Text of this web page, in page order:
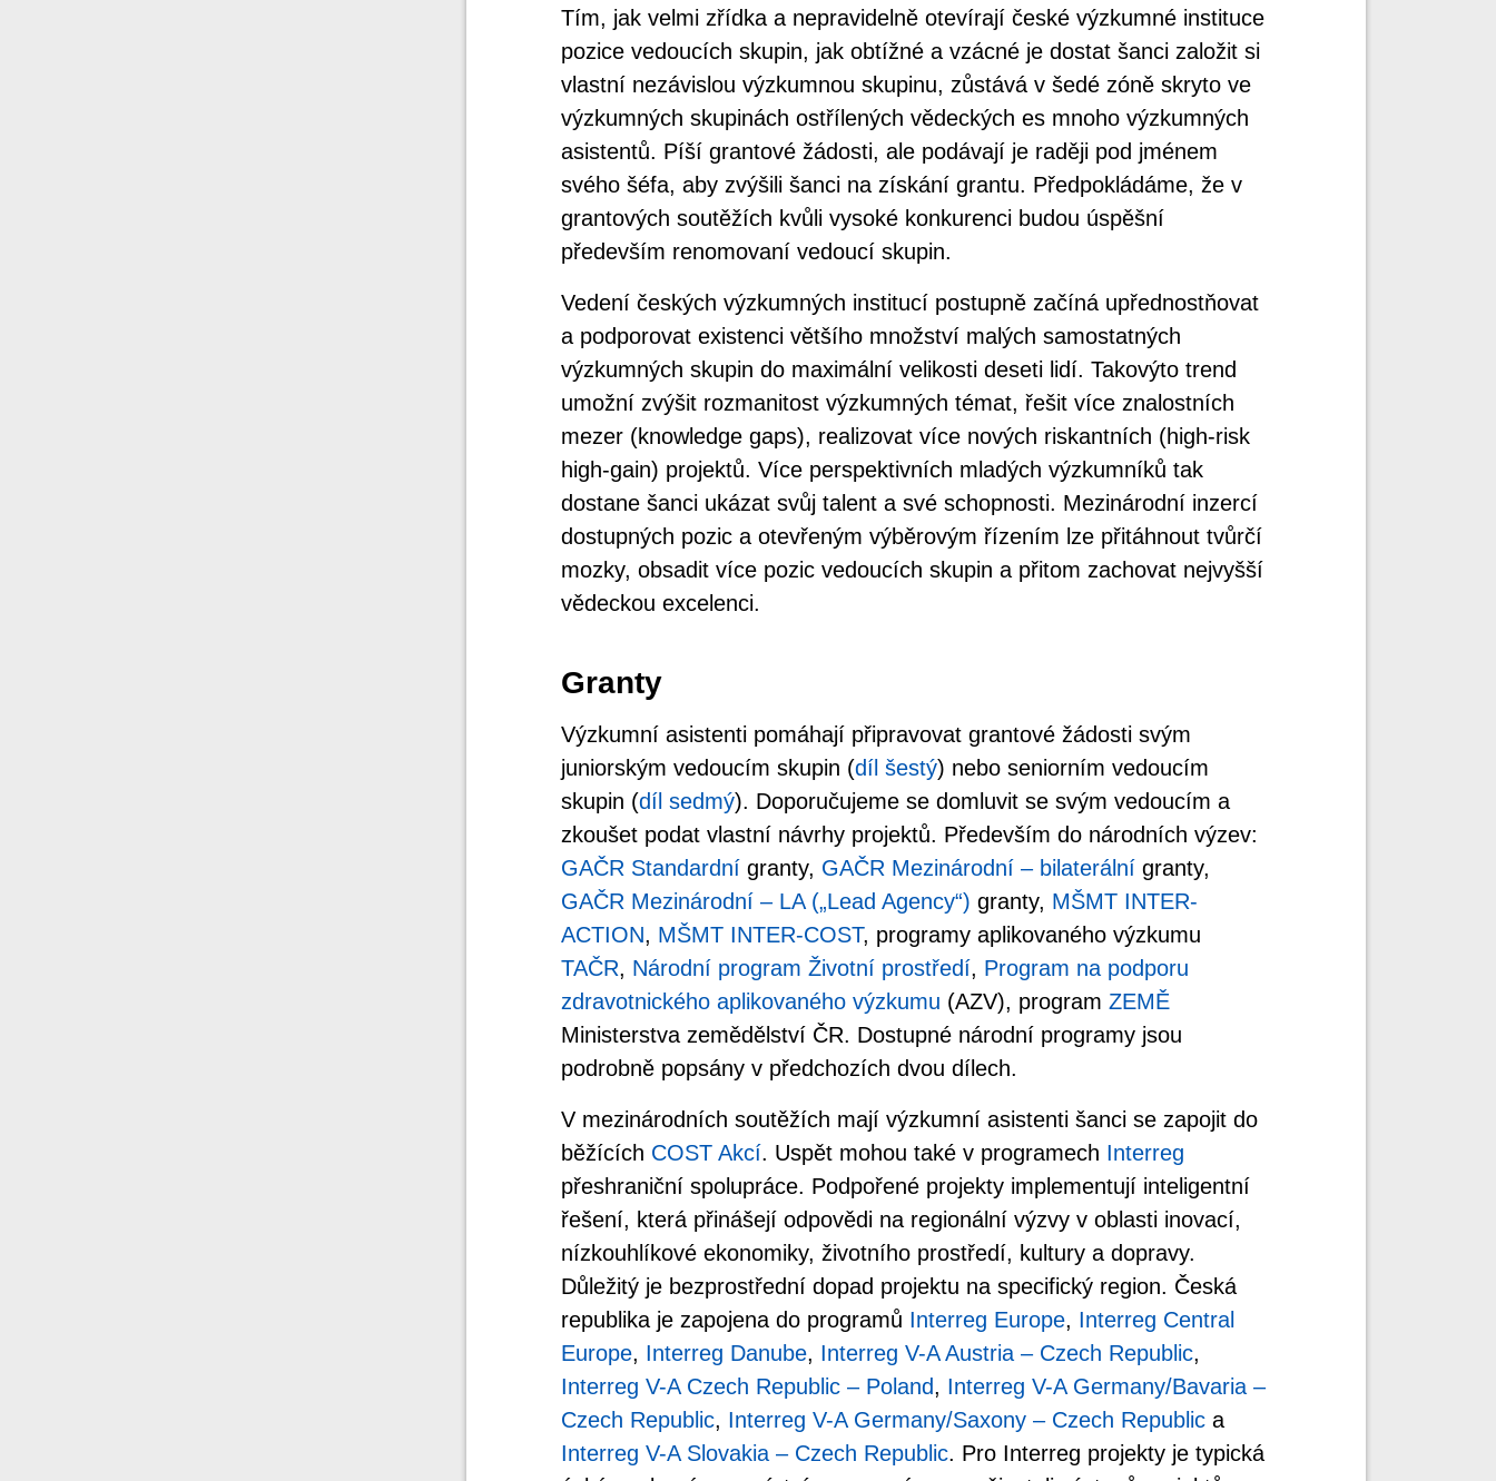
Tím, jak velmi zřídka a nepravidelně otevírají české výzkumné instituce
pozice vedoucích skupin, jak obtížné a vzácné je dostat šanci založit si
vlastní nezávislou výzkumnou skupinu, zůstává v šedé zóně skryto ve
výzkumných skupinách ostřílených vědeckých es mnoho výzkumných
asistentů. Píší grantové žádosti, ale podávají je raději pod jménem
svého šéfa, aby zvýšili šanci na získání grantu. Předpokládáme, že v
grantových soutěžích kvůli vysoké konkurenci budou úspěšní
především renomovaní vedoucí skupin.
Vedení českých výzkumných institucí postupně začíná upřednostňovat
a podporovat existenci většího množství malých samostatných
výzkumných skupin do maximální velikosti deseti lidí. Takovýto trend
umožní zvýšit rozmanitost výzkumných témat, řešit více znalostních
mezer (knowledge gaps), realizovat více nových riskantních (high-risk
high-gain) projektů. Více perspektivních mladých výzkumníků tak
dostane šanci ukázat svůj talent a své schopnosti. Mezinárodní inzercí
dostupných pozic a otevřeným výběrovým řízením lze přitáhnout tvůrčí
mozky, obsadit více pozic vedoucích skupin a přitom zachovat nejvyšší
vědeckou excelenci.
Granty
Výzkumní asistenti pomáhají připravovat grantové žádosti svým
juniorským vedoucím skupin (díl šestý) nebo seniorním vedoucím
skupin (díl sedmý). Doporučujeme se domluvit se svým vedoucím a
zkoušet podat vlastní návrhy projektů. Především do národních výzev:
GAČR Standardnígranty, GAČR Mezinárodní – bilaterálnígranty,
GAČR Mezinárodní – LA („Lead Agency“) granty, MŠMT INTER-
ACTION, MŠMT INTER-COST, programy aplikovaného výzkumu
TAČR, Národní program Životní prostředí, Program na podporu
zdravotnického aplikovaného výzkumu (AZV), program ZEMĚ
Ministerstva zemědělství ČR. Dostupné národní programy jsou
podrobně popsány v předchozích dvou dílech.
V mezinárodních soutěžích mají výzkumní asistenti šanci se zapojit do
běžících COST Akcí. Uspět mohou také v programech Interreg
přeshraniční spolupráce. Podpořené projekty implementují inteligentní
řešení, která přinášejí odpovědi na regionální výzvy v oblasti inovací,
nízkouhlíkové ekonomiky, životního prostředí, kultury a dopravy.
Důležitý je bezprostřední dopad projektu na specifický region. Česká
republika je zapojena do programů Interreg Europe, Interreg Central
Europe, Interreg Danube, Interreg V-A Austria – Czech Republic,
Interreg V-A Czech Republic – Poland, Interreg V-A Germany/Bavaria –
Czech Republic, Interreg V-A Germany/Saxony – Czech Republica
Interreg V-A Slovakia – Czech Republic. Pro Interreg projekty je typická